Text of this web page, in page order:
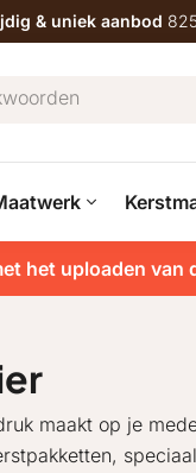
& uniek aanbod
het uploaden
maakt op je